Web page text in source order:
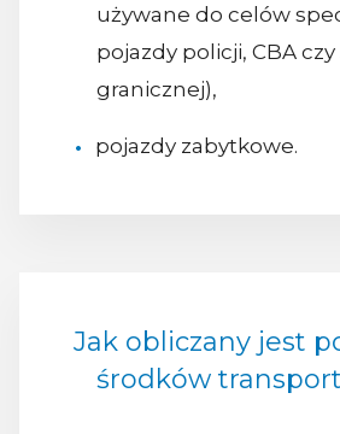
używane do celów
pojazdy policji, CBA czy
granicznej),
pojazdy zabytkowe.
Jak obliczany jest
środków